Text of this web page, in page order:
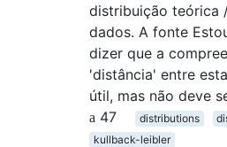
distribuição teórica
dados. A fonte
dizer que a
'distância' entre
útil, mas não deve
47
distributions
kullback-leibler